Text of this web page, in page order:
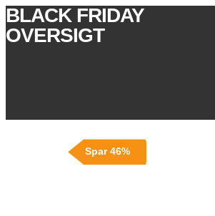
BLACK FRIDAY
OVERSIGT
Spar 46%